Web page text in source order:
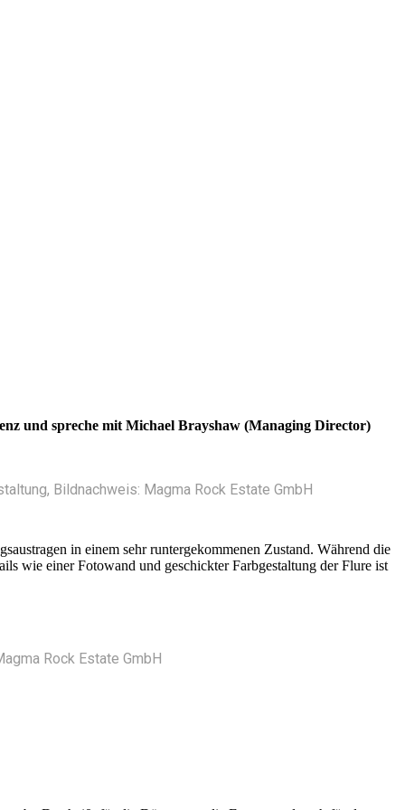
und spreche mit Michael Brayshaw (Managing Director)
Bildnachweis: Magma Rock Estate GmbH
in einem sehr runtergekommenen Zustand. Während die
wie einer Fotowand und geschickter Farbgestaltung der Flure ist
Rock Estate GmbH